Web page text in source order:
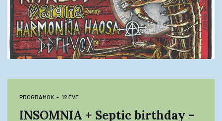
PROGRAMOK 12 ÉVE
INSOMNIA + Septic birthday –